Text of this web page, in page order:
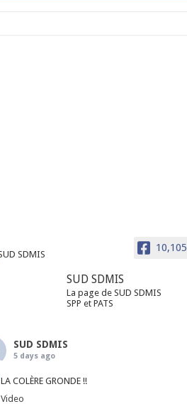
10,105
SUD SDMIS
La page de SUD SDMIS
SPP et PATS
SUD SDMIS
5 days ago
LA COLÈRE GRONDE !!
Video